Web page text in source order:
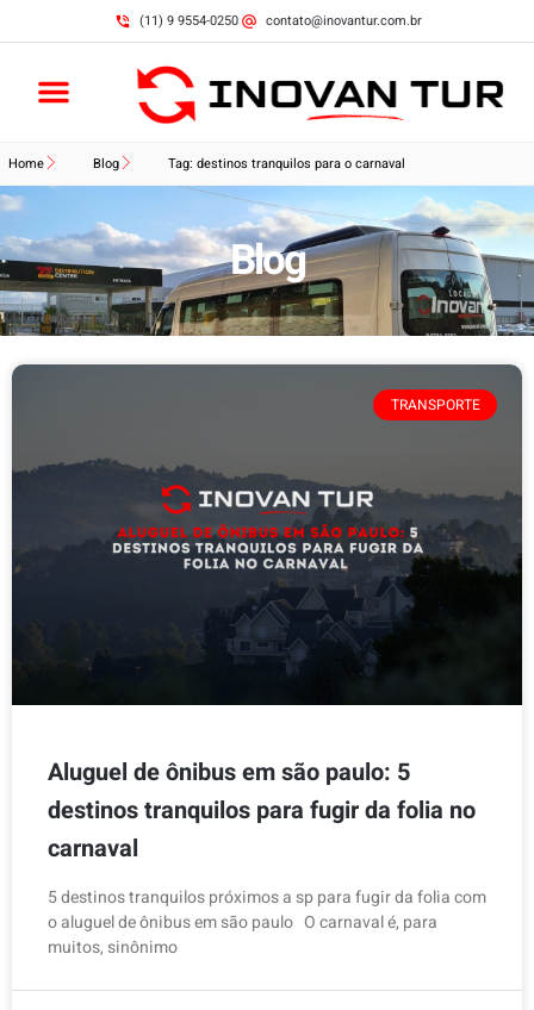
(11) 9 9554-0250 contato@inovantur.com.br
Home Blog Tag: destinos tranquilos para o carnaval
Blog
TRANSPORTE
Aluguel de ônibus em são paulo: 5
destinos tranquilos para fugir da folia no
carnaval
5 destinos tranquilos próximos a sp para fugir da folia com
o aluguel de ônibus em são paulo O carnaval é, para
muitos, sinônimo